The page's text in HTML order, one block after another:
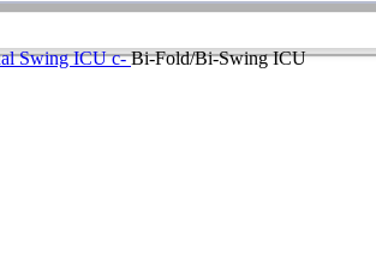
Swing ICU c-Bi-Fold/Bi-Swing ICU